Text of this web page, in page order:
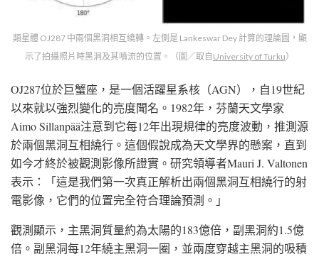
類星體 OJ287 中兩個黑洞相互繞轉。左側是 Lankeswar Dey 計算的理論圖，顯
示了拍攝照片時黑洞及其噴流的位置。（圖／取自 University of Turku）
OJ287位於巨蟹座，是一個活躍星系核（AGN），自19世紀
以來就以強烈變化的亮度聞名。1982年，芬蘭天文學家
Aimo Sillanpää注意到它每12年出現規律的亮度波動，推測源
於兩個黑洞互相繞行。這個假說成為天文學界的懸案，直到
如今才終於被觀測影像所證實。研究領導者Mauri J. Valtonen
表示：「這是我們第一次真正解析出兩個黑洞互相繞行的射
電影像，它們的位置完全符合理論預測。」
觀測顯示，主黑洞質量約為太陽的183億倍，副黑洞約1.5億
倍。副黑洞每12年繞主黑洞一圈，並兩度穿越主黑洞的吸積